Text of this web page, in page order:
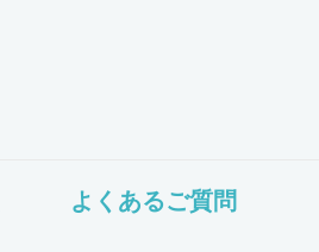
よくあるご質問